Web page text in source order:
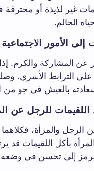
غير لذيذة أو
الحالم.
الأمور الاجتماعية
عن المشاركة والكرم.
الترابط الأسري،
بالعيش في جو من
للرجل عن
الرجل والمرأة،
بأكل اللقيمات قد
يرمز إلى تحسن في وضعه